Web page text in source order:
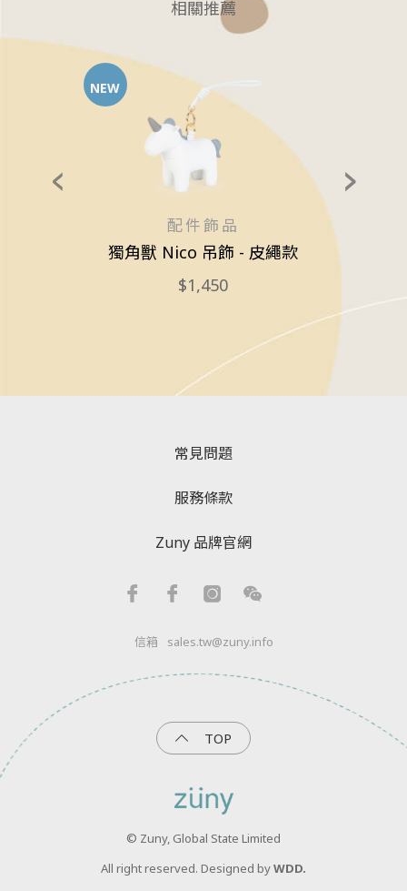
相關推薦
配件飾品
獨角獸 Nico 吊飾 - 皮繩款
1,450
NEW
常見問題
服務條款
Zuny 品牌官網
信箱 sales.tw@zuny.info
TOP
© Zuny, Global State Limited
All right reserved. Designed byWDD.